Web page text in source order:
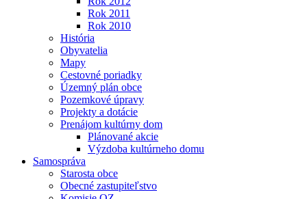
Rok 2011
Rok 2010
História
Obyvatelia
Mapy
Cestovné poriadky
Územný plán obce
Pozemkové úpravy
Projekty a dotácie
Prenájom kultúrny dom
Plánované akcie
Výzdoba kultúrneho domu
Samospráva
Starosta obce
Obecné zastupiteľstvo